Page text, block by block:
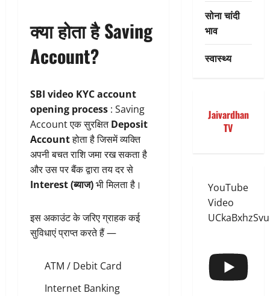
क्या होता है Saving
Account?
SBI video KYC account
opening process : Saving
Account एक सुरक्षितDeposit
Accountहोता है जिसमें व्यक्ति
अपनी बचत राशि जमा रख सकता है
और उस पर बैंक द्वारा तय दर से
Interest (ब्याज)भी मिलता है।
इस अकाउंट के जरिए ग्राहक कई
सुविधाएं प्राप्त करते हैं —
ATM / Debit Card
Internet Banking
सोना चांदी
भाव
स्वास्थ्य
Jaivardhan
TV
YouTube
Video